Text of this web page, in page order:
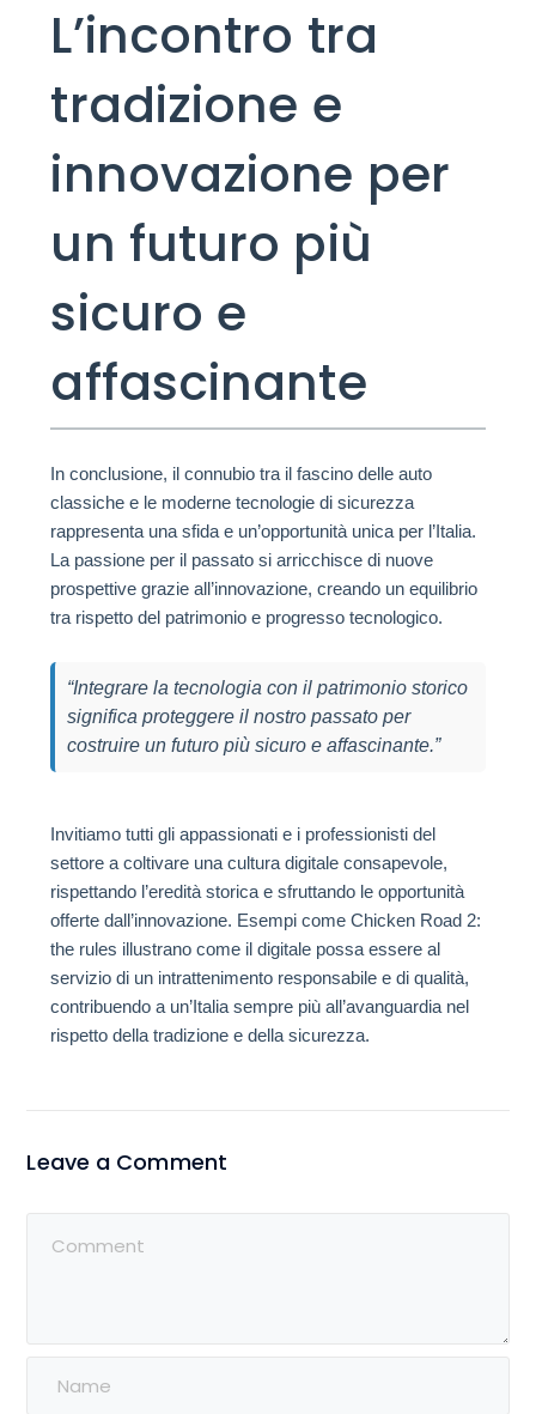
L’incontro tra
tradizione e
innovazione per
un futuro più
sicuro e
affascinante
In conclusione, il connubio tra il fascino delle auto
classiche e le moderne tecnologie di sicurezza
rappresenta una sfida e un’opportunità unica per l’Italia.
La passione per il passato si arricchisce di nuove
prospettive grazie all’innovazione, creando un equilibrio
tra rispetto del patrimonio e progresso tecnologico.
“Integrare la tecnologia con il patrimonio storico
significa proteggere il nostro passato per
costruire un futuro più sicuro e affascinante.”
Invitiamo tutti gli appassionati e i professionisti del
settore a coltivare una cultura digitale consapevole,
rispettando l’eredità storica e sfruttando le opportunità
offerte dall’innovazione. Esempi come Chicken Road 2:
the rules illustrano come il digitale possa essere al
servizio di un intrattenimento responsabile e di qualità,
contribuendo a un’Italia sempre più all’avanguardia nel
rispetto della tradizione e della sicurezza.
Leave a Comment